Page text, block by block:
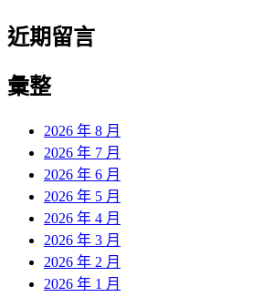
近期留言
彙整
2026 年 8 月
2026 年 7 月
2026 年 6 月
2026 年 5 月
2026 年 4 月
2026 年 3 月
2026 年 2 月
2026 年 1 月